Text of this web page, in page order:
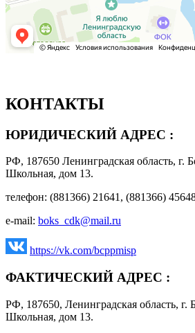
КОНТАКТЫ
ЮРИДИЧЕСКИЙ АДРЕС :
РФ, 187650 Ленинградская область, г.
Школьная, дом 13.
телефон: (881366) 21641, (881366)
e-mail: boks_cdk@mail.ru
https://vk.com/bcppmisp
ФАКТИЧЕСКИЙ АДРЕС :
РФ, 187650, Ленинградская область, г.
Школьная, дом 13.